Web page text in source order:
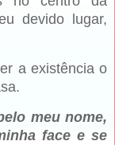
devido lugar,
a existência o
meu nome,
face e se